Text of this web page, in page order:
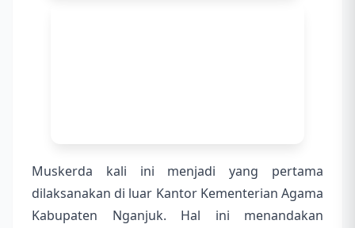
Muskerda kali ini menjadi yang pertama
dilaksanakan di luar Kantor Kementerian Agama
Kabupaten Nganjuk. Hal ini menandakan